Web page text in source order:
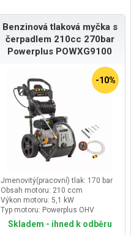
Benzinová tlaková myčka s
čerpadlem 210cc 270bar
Powerplus POWXG9100
-10%
Jmenovitý(pracovní) tlak: 170 bar
Obsah motoru: 210 ccm
Výkon motoru: 5,1 kW
Typ motoru: Powerplus OHV
čtyřtaktní benzinový (ECO DRIVER
POWER)
Skladem - ihned k odběru